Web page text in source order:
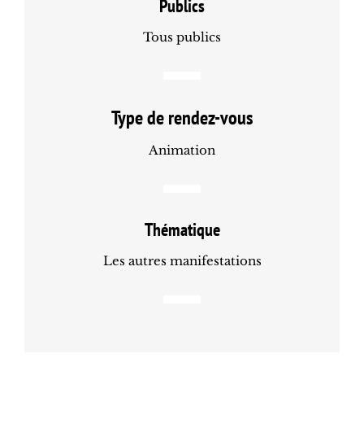
Publics
Tous publics
Type de rendez-vous
Animation
Thématique
Les autres manifestations